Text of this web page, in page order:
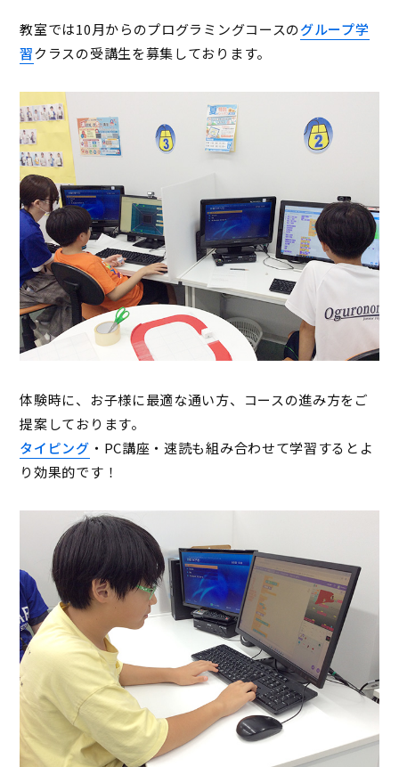
教室では10月からのプログラミングコースのグループ学
習クラスの受講生を募集しております。
体験時に、お子様に最適な通い方、コースの進み方をご
提案しております。
タイピング ・PC講座・速読も組み合わせて学習するとよ
り効果的です！